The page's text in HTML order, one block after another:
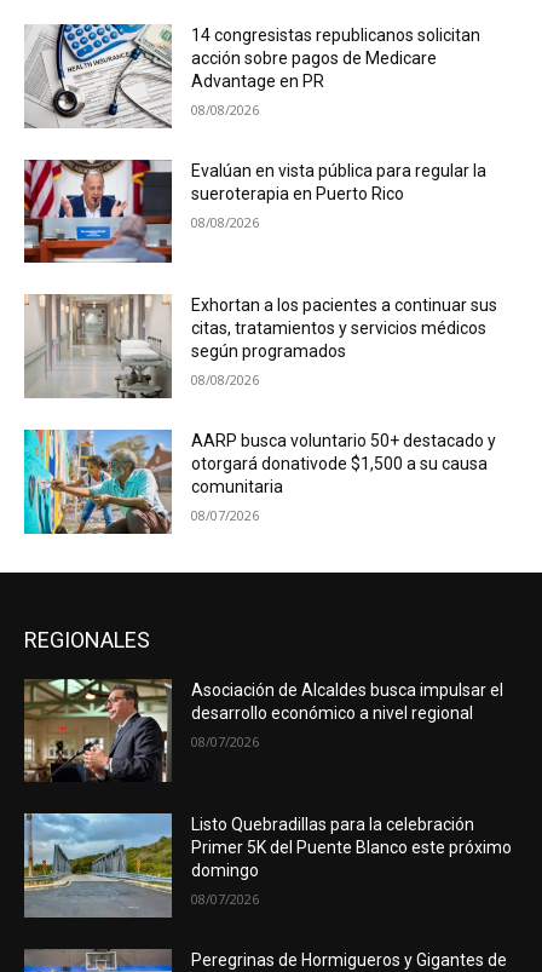
14 congresistas republicanos solicitan
acción sobre pagos de Medicare
Advantage en PR
08/08/2026
Evalúan en vista pública para regular la
sueroterapia en Puerto Rico
08/08/2026
Exhortan a los pacientes a continuar sus
citas, tratamientos y servicios médicos
según programados
08/08/2026
AARP busca voluntario 50+ destacado y
otorgará donativode $1,500 a su causa
comunitaria
08/07/2026
REGIONALES
Asociación de Alcaldes busca impulsar el
desarrollo económico a nivel regional
08/07/2026
Listo Quebradillas para la celebración
Primer 5K del Puente Blanco este próximo
domingo
08/07/2026
Peregrinas de Hormigueros y Gigantes de